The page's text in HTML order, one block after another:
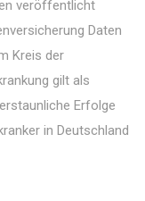
veröffentlicht
Daten
Kreis der
gilt als
Erfolge
in Deutschland